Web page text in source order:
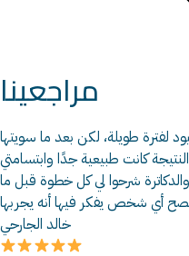
مراجعينا
لفترة طويلة، لكن بعد ما سويتها
كانت طبيعية جدًا وابتسامتي
شرحوا لي كل خطوة قبل ما
أي شخص يفكر فيها أنه يجربها
خالد الجارحي